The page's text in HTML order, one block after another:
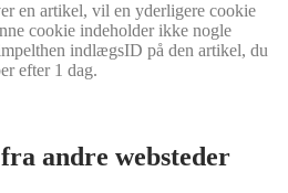
en artikel, vil en yderligere cookie
cookie indeholder ikke nogle
indlægsID på den artikel, du
efter 1 dag.
andre websteder